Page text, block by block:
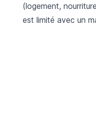
(logement,
est limité avec un